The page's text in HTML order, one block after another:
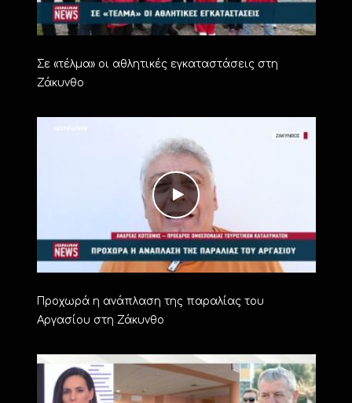
Σε «τέλμα» οι αθλητικές εγκαταστάσεις στη
Ζάκυνθο
Προχωρά η ανάπλαση της παραλίας του
Αργασίου στη Ζάκυνθο